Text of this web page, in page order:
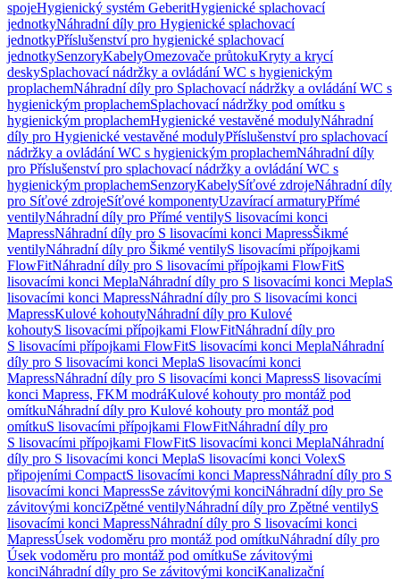
spojeHygienický systém GeberitHygienické splachovací
jednotkyNáhradní díly pro Hygienické splachovací
jednotkyPříslušenství pro hygienické splachovací
jednotkySenzoryKabelyOmezovače průtokuKryty a krycí
deskySplachovací nádržky a ovládání WC s hygienickým
proplachemNáhradní díly pro Splachovací nádržky a ovládání WC s
hygienickým proplachemSplachovací nádržky pod omítku s
hygienickým proplachemHygienické vestavěné modulyNáhradní
díly pro Hygienické vestavěné modulyPříslušenství pro splachovací
nádržky a ovládání WC s hygienickým proplachemNáhradní díly
pro Příslušenství pro splachovací nádržky a ovládání WC s
hygienickým proplachemSenzoryKabelySíťové zdrojeNáhradní díly
pro Síťové zdrojeSíťové komponentyUzavírací armaturyPřímé
ventilyNáhradní díly pro Přímé ventilyS lisovacími konci
MapressNáhradní díly pro S lisovacími konci MapressŠikmé
ventilyNáhradní díly pro Šikmé ventilyS lisovacími přípojkami
FlowFitNáhradní díly pro S lisovacími přípojkami FlowFitS
lisovacími konci MeplaNáhradní díly pro S lisovacími konci MeplaS
lisovacími konci MapressNáhradní díly pro S lisovacími konci
MapressKulové kohoutyNáhradní díly pro Kulové
kohoutyS lisovacími přípojkami FlowFitNáhradní díly pro
S lisovacími přípojkami FlowFitS lisovacími konci MeplaNáhradní
díly pro S lisovacími konci MeplaS lisovacími konci
MapressNáhradní díly pro S lisovacími konci MapressS lisovacími
konci Mapress, FKM modráKulové kohouty pro montáž pod
omítkuNáhradní díly pro Kulové kohouty pro montáž pod
omítkuS lisovacími přípojkami FlowFitNáhradní díly pro
S lisovacími přípojkami FlowFitS lisovacími konci MeplaNáhradní
díly pro S lisovacími konci MeplaS lisovacími konci VolexS
připojeními CompactS lisovacími konci MapressNáhradní díly pro S
lisovacími konci MapressSe závitovými konciNáhradní díly pro Se
závitovými konciZpětné ventilyNáhradní díly pro Zpětné ventilyS
lisovacími konci MapressNáhradní díly pro S lisovacími konci
MapressÚsek vodoměru pro montáž pod omítkuNáhradní díly pro
Úsek vodoměru pro montáž pod omítkuSe závitovými
konciNáhradní díly pro Se závitovými konciKanalizační